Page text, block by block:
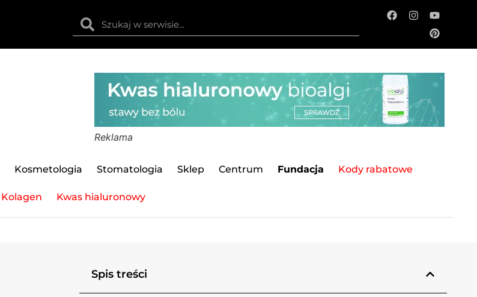
Reklama
Kosmetologia Stomatologia Sklep Centrum Fundacja Kody rabatowe
Kolagen Kwas hialuronowy
Spis treści